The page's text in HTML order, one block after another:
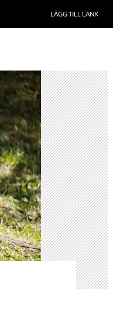
LÄGG TILL LÄNK